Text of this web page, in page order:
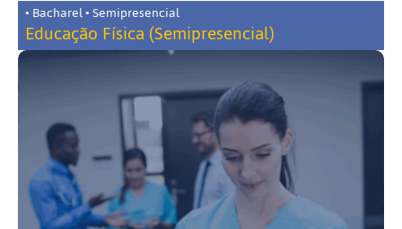
• Bacharel • Semipresencial
Educação Física (Semipresencial)